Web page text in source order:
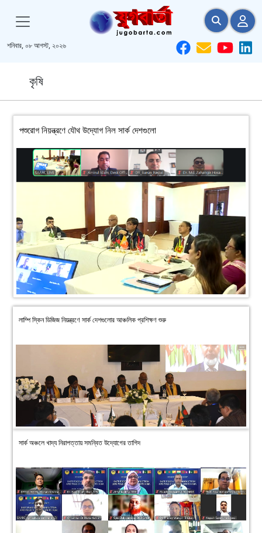
শনিবার, ০৮ আগস্ট, ২০২৬
কৃষি
পশুরোগ নিয়ন্ত্রণে যৌথ উদ্যোগ নিল সার্ক দেশগুলো
লাম্পি স্কিন ডিজিজ নিয়ন্ত্রণে সার্ক দেশগুলোর আঞ্চলিক প্রশিক্ষণ শুরু
সার্ক অঞ্চলে খাদ্য নিরাপত্তায় সমন্বিত উদ্যোগের তাগিদ